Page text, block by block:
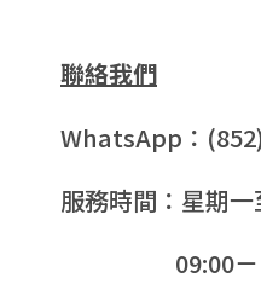
聯絡我們
WhatsApp：
服務時間：星期一
09:00－